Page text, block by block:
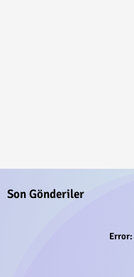
Son Gönderiler
Error: